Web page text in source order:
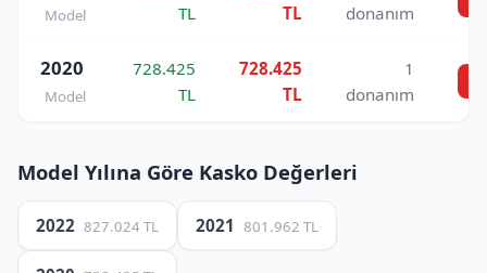
Model
TL
TL
donanım
2020
Model
728.425
TL
728.425
TL
1
donanım
Model Yılına Göre Kasko Değerleri
2022 827.024 TL 2021 801.962 TL